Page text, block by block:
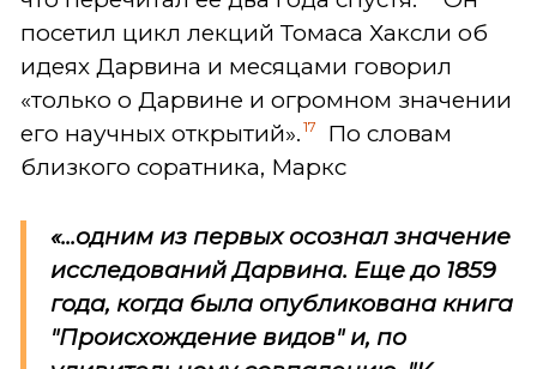
посетил цикл лекций Томаса Хаксли об
идеях Дарвина и месяцами говорил
«только о Дарвине и огромном значении
его научных открытий». 17
По словам
близкого соратника, Маркс
«...одним из первых осознал значение
исследований Дарвина. Еще до 1859
года, когда была опубликована книга
"Происхождение видов" и, по